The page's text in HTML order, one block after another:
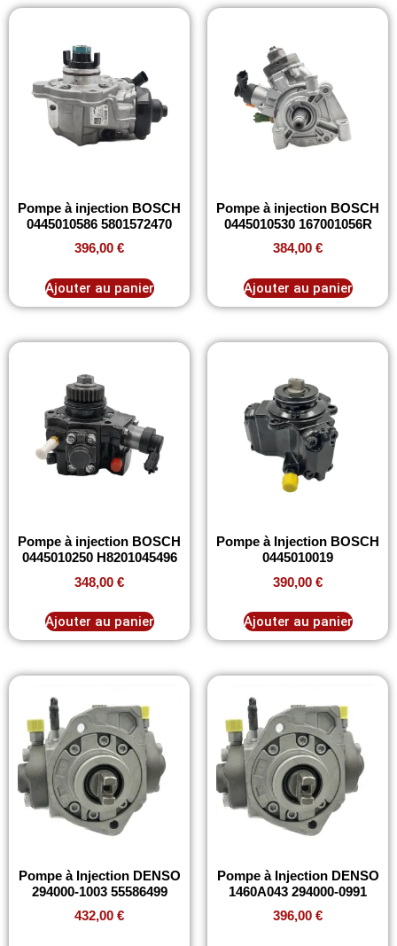
Pompe à injection BOSCH
0445010586 5801572470
396,00 €
Ajouter au panier
Pompe à injection BOSCH
0445010530 167001056R
384,00 €
Ajouter au panier
Pompe à injection BOSCH
0445010250 H8201045496
348,00 €
Ajouter au panier
Pompe à Injection BOSCH
0445010019
390,00 €
Ajouter au panier
Pompe à Injection DENSO
294000-1003 55586499
432,00 €
Pompe à Injection DENSO
1460A043 294000-0991
396,00 €